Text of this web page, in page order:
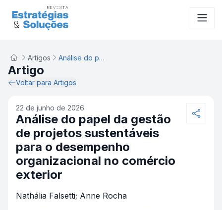
Artigos Análise do papel da gestão de projetos sustentáveis para o desempenho organizacional no comércio exterior
Artigo
Voltar para Artigos
22 de junho de 2026
Análise do papel da gestão
de projetos sustentáveis
para o desempenho
organizacional no comércio
exterior
Nathália Falsetti; Anne Rocha